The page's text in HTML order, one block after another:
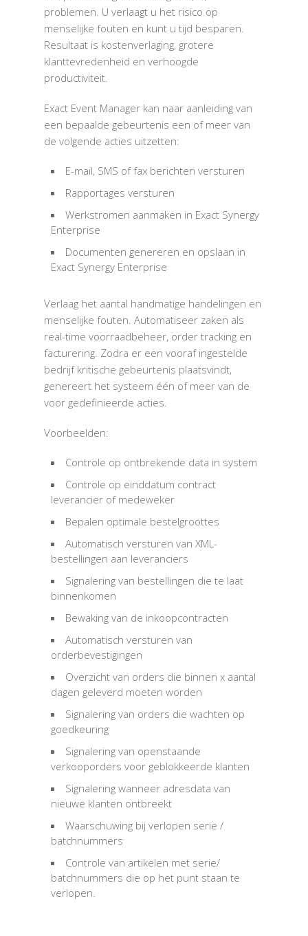
problemen. U verlaagt u het risico op
menselijke fouten en kunt u tijd besparen.
Resultaat is kostenverlaging, grotere
klanttevredenheid en verhoogde
productiviteit.
Exact Event Manager kan naar aanleiding van
een bepaalde gebeurtenis een of meer van
de volgende acties uitzetten:
E-mail, SMS of fax berichten versturen
Rapportages versturen
Werkstromen aanmaken in Exact Synergy
Enterprise
Documenten genereren en opslaan in
Exact Synergy Enterprise
Verlaag het aantal handmatige handelingen en
menselijke fouten. Automatiseer zaken als
real-time voorraadbeheer, order tracking en
facturering. Zodra er een vooraf ingestelde
bedrijf kritische gebeurtenis plaatsvindt,
genereert het systeem één of meer van de
voor gedefinieerde acties.
Voorbeelden:
Controle op ontbrekende data in system
Controle op einddatum contract
leverancier of medeweker
Bepalen optimale bestelgroottes
Automatisch versturen van XML-
bestellingen aan leveranciers
Signalering van bestellingen die te laat
binnenkomen
Bewaking van de inkoopcontracten
Automatisch versturen van
orderbevestigingen
Overzicht van orders die binnen x aantal
dagen geleverd moeten worden
Signalering van orders die wachten op
goedkeuring
Signalering van openstaande
verkooporders voor geblokkeerde klanten
Signalering wanneer adresdata van
nieuwe klanten ontbreekt
Waarschuwing bij verlopen serie /
batchnummers
Controle van artikelen met serie/
batchnummers die op het punt staan te
verlopen.